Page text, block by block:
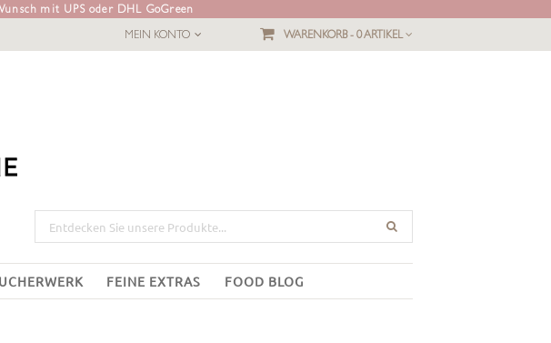
mit UPS oder DHL GoGreen
MEIN KONTO
WARENKORB - 0 ARTIKEL
FEINE EXTRAS FOOD BLOG